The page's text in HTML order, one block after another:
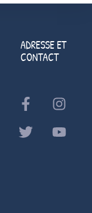
ADRESSE ET
CONTACT